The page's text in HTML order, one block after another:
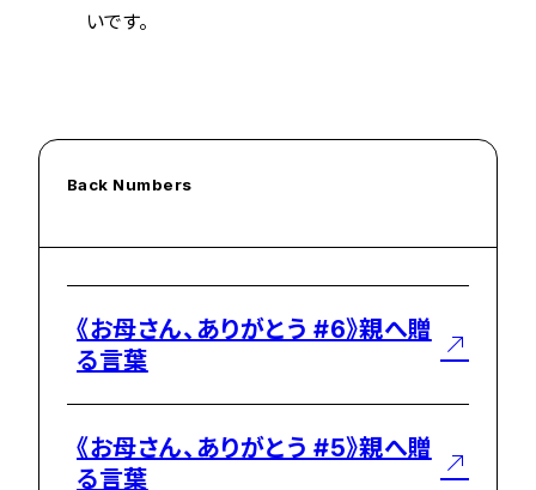
いです。
Back Numbers
《お母さん、ありがとう #6》親へ贈
る言葉
《お母さん、ありがとう #5》親へ贈
る言葉